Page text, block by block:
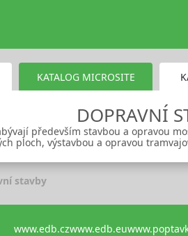
KATALOG MICROSITE
DOPRAVNÍ
především stavbou a opravou
ploch, výstavbou a opravou
stavby
www.edb.czwww.edb.eu